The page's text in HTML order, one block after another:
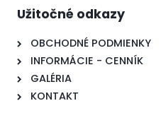
Užitočné odkazy
OBCHODNÉ PODMIENKY
INFORMÁCIE - CENNÍK
GALÉRIA
KONTAKT